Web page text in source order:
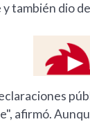
también dio
afirmó.